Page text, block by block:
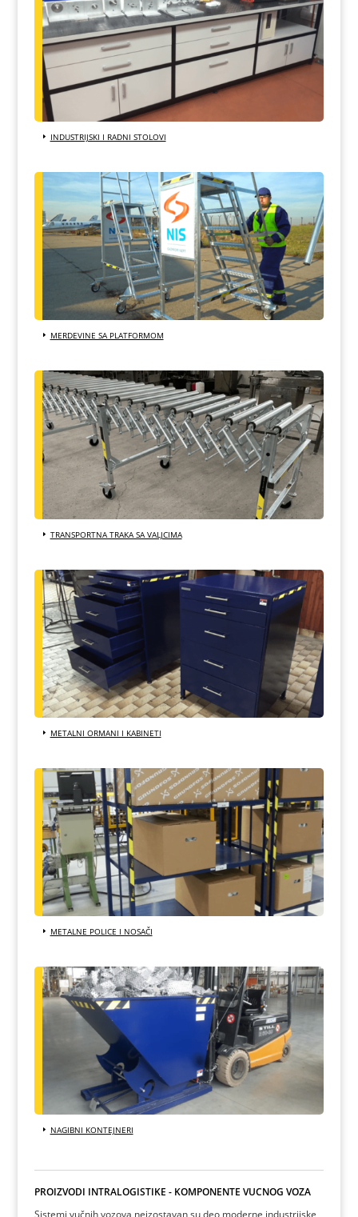
INDUSTRIJSKI I RADNI STOLOVI
MERDEVINE SA PLATFORMOM
TRANSPORTNA TRAKA SA VALJCIMA
METALNI ORMANI I KABINETI
METALNE POLICE I NOSAČI
NAGIBNI KONTEJNERI
PROIZVODI INTRALOGISTIKE - KOMPONENTE VUČNOG VOZA